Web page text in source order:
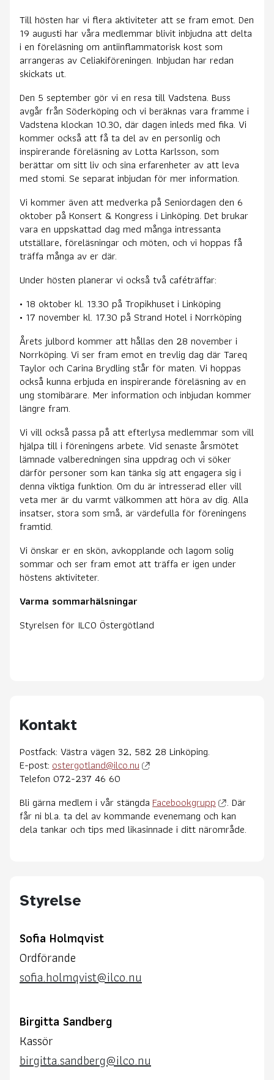
Till hösten har vi flera aktiviteter att se fram emot. Den
19 augusti har våra medlemmar blivit inbjudna att delta
i en föreläsning om antiinflammatorisk kost som
arrangeras av Celiakiföreningen. Inbjudan har redan
skickats ut.
Den 5 september gör vi en resa till Vadstena. Buss
avgår från Söderköping och vi beräknas vara framme i
Vadstena klockan 10.30, där dagen inleds med fika. Vi
kommer också att få ta del av en personlig och
inspirerande föreläsning av Lotta Karlsson, som
berättar om sitt liv och sina erfarenheter av att leva
med stomi. Se separat inbjudan för mer information.
Vi kommer även att medverka på Seniordagen den 6
oktober på Konsert & Kongress i Linköping. Det brukar
vara en uppskattad dag med många intressanta
utställare, föreläsningar och möten, och vi hoppas få
träffa många av er där.
Under hösten planerar vi också två caféträffar:
• 18 oktober kl. 13.30 på Tropikhuset i Linköping
• 17 november kl. 17.30 på Strand Hotel i Norrköping
Årets julbord kommer att hållas den 28 november i
Norrköping. Vi ser fram emot en trevlig dag där Tareq
Taylor och Carina Brydling står för maten. Vi hoppas
också kunna erbjuda en inspirerande föreläsning av en
ung stomibärare. Mer information och inbjudan kommer
längre fram.
Vi vill också passa på att efterlysa medlemmar som vill
hjälpa till i föreningens arbete. Vid senaste årsmötet
lämnade valberedningen sina uppdrag och vi söker
därför personer som kan tänka sig att engagera sig i
denna viktiga funktion. Om du är intresserad eller vill
veta mer är du varmt välkommen att höra av dig. Alla
insatser, stora som små, är värdefulla för föreningens
framtid.
Vi önskar er en skön, avkopplande och lagom solig
sommar och ser fram emot att träffa er igen under
höstens aktiviteter.
Varma sommarhälsningar
Styrelsen för ILCO Östergötland
Kontakt
Postfack: Västra vägen 32, 582 28 Linköping.
E-post:ostergotland@ilco.nu
Telefon 072-237 46 60
Bli gärna medlem i vår stängdaFacebookgrupp . Där
får ni bl.a. ta del av kommande evenemang och kan
dela tankar och tips med likasinnade i ditt närområde.
Styrelse
Sofia Holmqvist
Ordförande
sofia.holmqvist@ilco.nu
Birgitta Sandberg
Kassör
birgitta.sandberg@ilco.nu